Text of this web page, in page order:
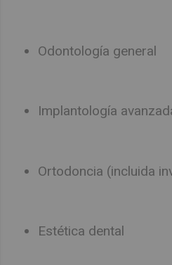
Odontología general
Implantología
Ortodoncia (incluida
Estética dental